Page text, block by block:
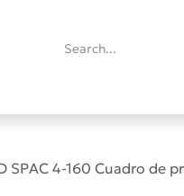
SPAC 4-160 Cuadro de